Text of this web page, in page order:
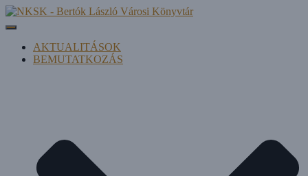
Navigáció be-/kikapcsolása
AKTUALITÁSOK
BEMUTATKOZÁS